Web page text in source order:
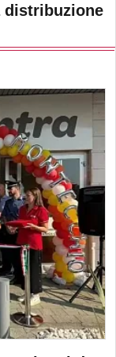
distribuzione